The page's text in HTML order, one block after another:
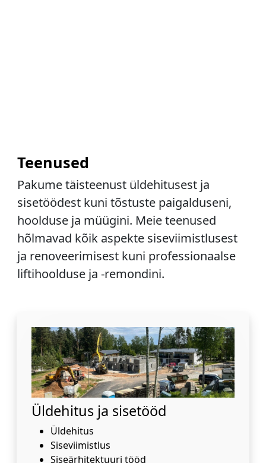
Teenused
Pakume täisteenust üldehitusest ja
sisetöödest kuni tõstuste paigalduseni,
hoolduse ja müügini. Meie teenused
hõlmavad kõik aspekte siseviimistlusest
ja renoveerimisest kuni professionaalse
liftihoolduse ja -remondini.
Üldehitus ja sisetööd
Üldehitus
Siseviimistlus
Siseärhitektuuri tööd